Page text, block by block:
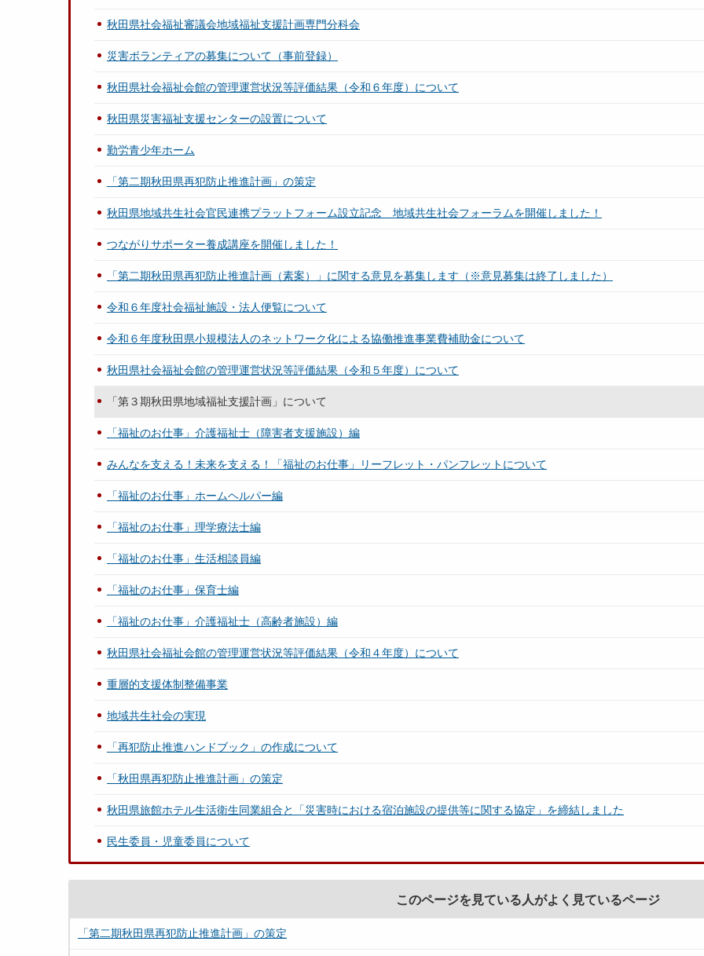
秋田県社会福祉審議会地域福祉支援計画専門分科会
災害ボランティアの募集について（事前登録）
秋田県社会福祉会館の管理運営状況等評価結果（令和６年度）について
秋田県災害福祉支援センターの設置について
勤労青少年ホーム
「第二期秋田県再犯防止推進計画」の策定
秋田県地域共生社会官民連携プラットフォーム設立記念 地域共生社会フォーラムを開催しました！
つながりサポーター養成講座を開催しました！
「第二期秋田県再犯防止推進計画（素案）」に関する意見を募集します（※意見募集は終了しました）
令和６年度社会福祉施設・法人便覧について
令和６年度秋田県小規模法人のネットワーク化による協働推進事業費補助金について
秋田県社会福祉会館の管理運営状況等評価結果（令和５年度）について
「第３期秋田県地域福祉支援計画」について
「福祉のお仕事」介護福祉士（障害者支援施設）編
みんなを支える！未来を支える！「福祉のお仕事」リーフレット・パンフレットについて
「福祉のお仕事」ホームヘルパー編
「福祉のお仕事」理学療法士編
「福祉のお仕事」生活相談員編
「福祉のお仕事」保育士編
「福祉のお仕事」介護福祉士（高齢者施設）編
秋田県社会福祉会館の管理運営状況等評価結果（令和４年度）について
重層的支援体制整備事業
地域共生社会の実現
「再犯防止推進ハンドブック」の作成について
「秋田県再犯防止推進計画」の策定
秋田県旅館ホテル生活衛生同業組合と「災害時における宿泊施設の提供等に関する協定」を締結しました
民生委員・児童委員について
このページを見ている人がよく見ているページ
「第二期秋田県再犯防止推進計画」の策定